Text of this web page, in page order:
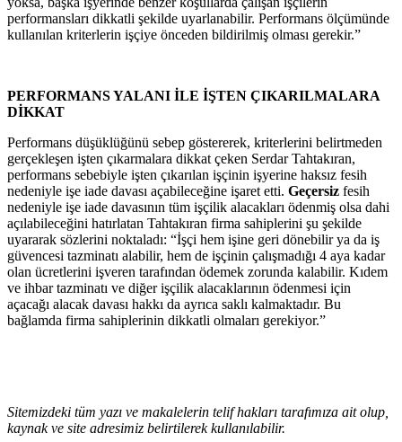
performansları dikkatli şekilde uyarlanabilir. Performans ölçümünde
kullanılan kriterlerin işçiye önceden bildirilmiş olması gerekir.”
PERFORMANS YALANI İLE İŞTEN ÇIKARILMALARA
DİKKAT
Performans düşüklüğünü sebep göstererek, kriterlerini belirtmeden
gerçekleşen işten çıkarmalara dikkat çeken Serdar Tahtakıran,
performans sebebiyle işten çıkarılan işçinin işyerine haksız fesih
nedeniyle işe iade davası açabileceğine işaret etti. Geçersiz fesih
nedeniyle işe iade davasının tüm işçilik alacakları ödenmiş olsa dahi
açılabileceğini hatırlatan Tahtakıran firma sahiplerini şu şekilde
uyararak sözlerini noktaladı: “İşçi hem işine geri dönebilir ya da iş
güvencesi tazminatı alabilir, hem de işçinin çalışmadığı 4 aya kadar
olan ücretlerini işveren tarafından ödemek zorunda kalabilir. Kıdem
ve ihbar tazminatı ve diğer işçilik alacaklarının ödenmesi için
açacağı alacak davası hakkı da ayrıca saklı kalmaktadır. Bu
bağlamda firma sahiplerinin dikkatli olmaları gerekiyor.”
Sitemizdeki tüm yazı ve makalelerin telif hakları tarafımıza ait olup,
kaynak ve site adresimiz belirtilerek kullanılabilir.